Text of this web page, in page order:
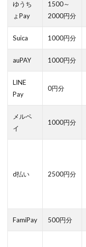
ゆうち
ょPay
1500～
2000円分
Suica 1000円分
auPAY 1000円分
LINE
Pay
0円分
メルペ
イ
1000円分
d払い 2500円分
FamiPay 500円分